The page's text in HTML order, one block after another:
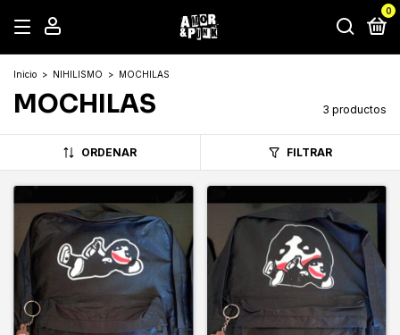
0
Inicio > NIHILISMO > MOCHILAS
MOCHILAS 3 productos
ORDENAR FILTRAR